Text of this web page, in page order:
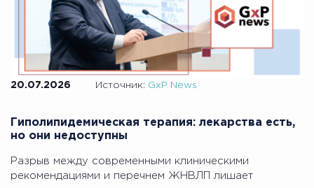
20.07.2026 Источник: GxP News
Гиполипидемическая терапия: лекарства есть,
но они недоступны
Разрыв между современными клиническими
рекомендациями и перечнем ЖНВЛП лишает